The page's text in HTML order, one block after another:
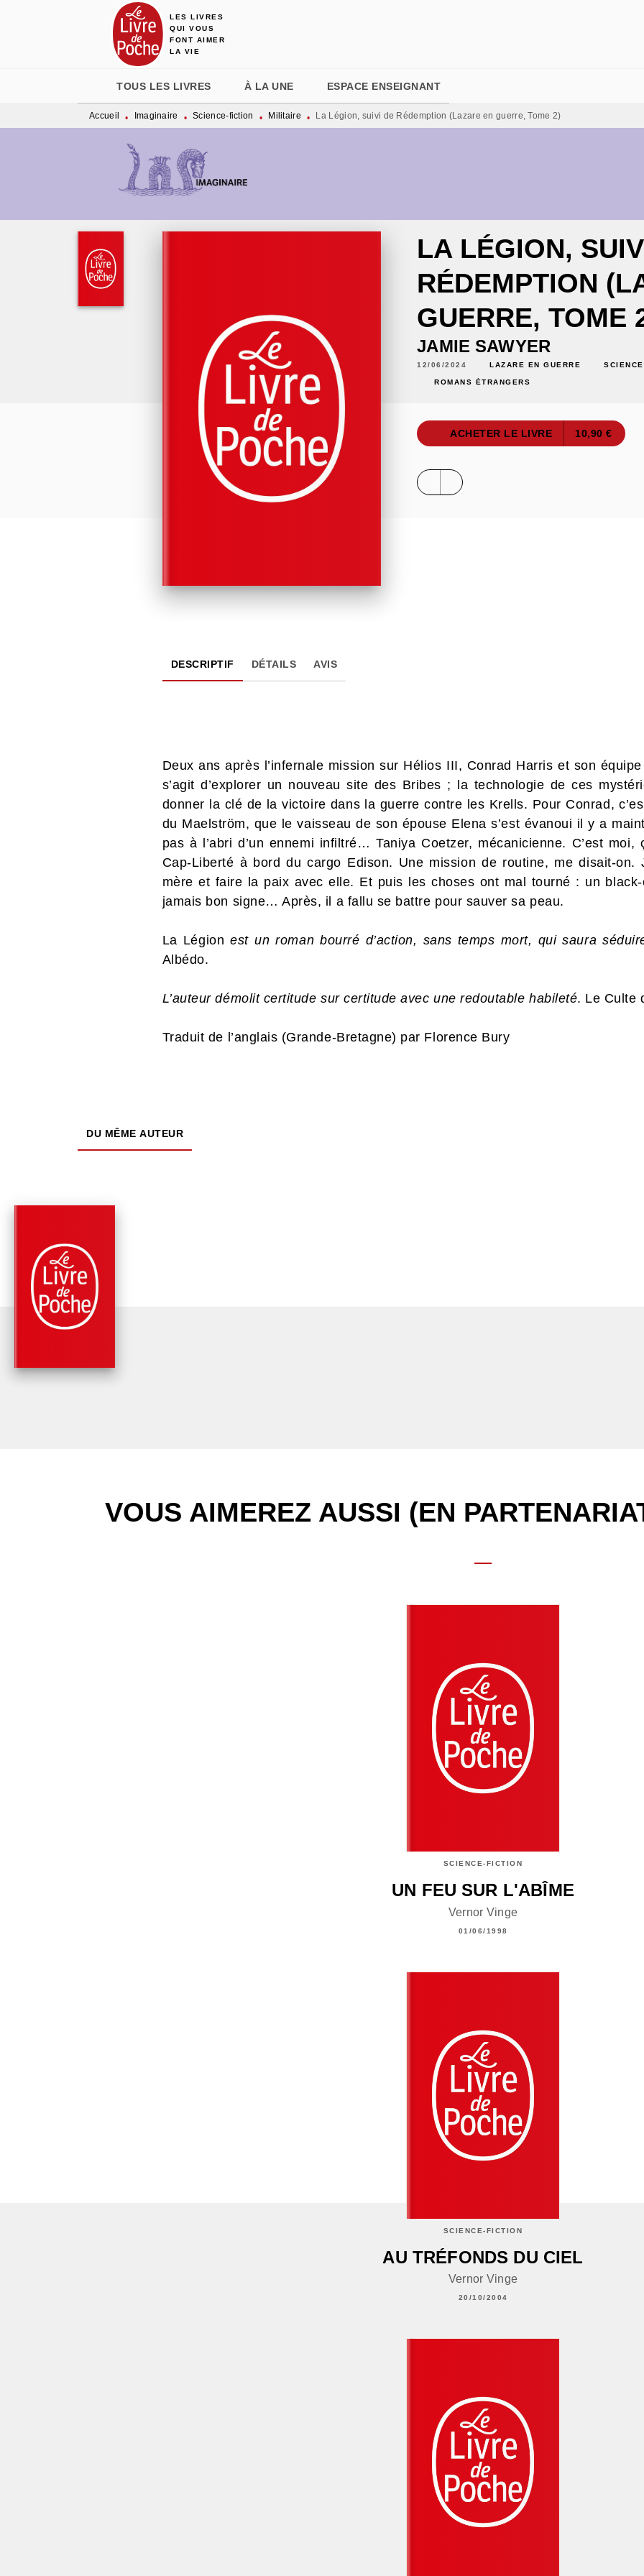
MENU RECHERCHE
LES LIVRES
QUI VOUS
FONT AIMER
LA VIE
TOUS LES LIVRES À LA UNE ESPACE ENSEIGNANT
Accueil • Imaginaire • Science-fiction • Militaire • La Légion, suivi de Rédemption (Lazare en guerre, Tome 2)
LA LÉGION,
RÉDEMPTION
GUERRE, TOME
JAMIE SAWYER
12/06/2024 LAZARE EN GUERRE
ROMANS ÉTRANGERS
ACHETER LE LIVRE 10,90 €
DESCRIPTIF DÉTAILS AVIS
Deux ans après l’infernale mission sur Hélios III, Conrad Harris et son
s’agit d’explorer un nouveau site des Bribes ; la technologie de ces
donner la clé de la victoire dans la guerre contre les Krells. Pour Conrad,
du Maelström, que le vaisseau de son épouse Elena s’est évanoui il y a
pas à l’abri d’un ennemi infiltré… Taniya Coetzer, mécanicienne. C’est
Cap-Liberté à bord du cargo Edison. Une mission de routine, me disait-on.
mère et faire la paix avec elle. Et puis les choses ont mal tourné : un
jamais bon signe… Après, il a fallu se battre pour sauver sa peau.
La Légion est un roman bourré d’action, sans temps mort, qui saura
Albédo.
L’auteur démolit certitude sur certitude avec une redoutable habileté. Le Culte
Traduit de l’anglais (Grande-Bretagne) par Florence Bury
DU MÊME AUTEUR
VOUS AIMEREZ AUSSI (EN
SCIENCE-FICTION
UN FEU SUR L'ABÎME
Vernor Vinge
01/06/1998
SCIENCE-FICTION
AU TRÉFONDS DU CIEL
Vernor Vinge
20/10/2004